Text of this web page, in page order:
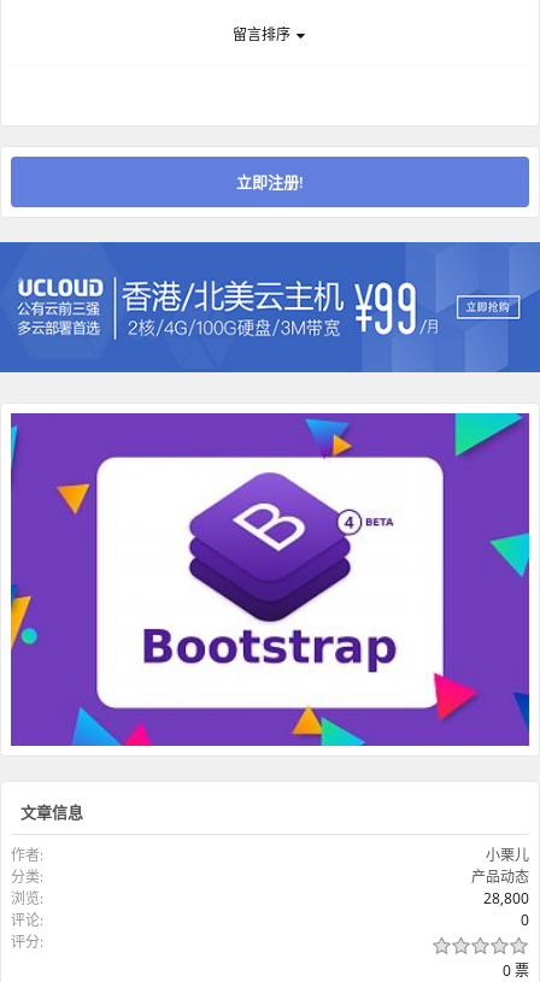
留言排序
立即注册!
文章信息
作者:
小栗儿
分类:
产品动态
浏览:
28,800
评论:
0
评分:
0 票